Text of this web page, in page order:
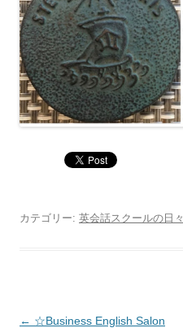
カテゴリー: 英会話スクールの日々
投稿ナビゲーション
← ☆Business English Salon